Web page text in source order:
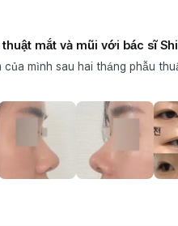
mắt và mũi với bác sĩ
của mình sau hai tháng phẫu